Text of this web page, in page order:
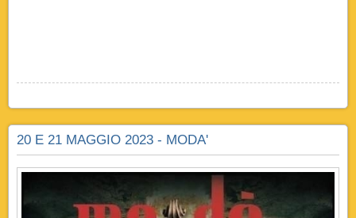
20 E 21 MAGGIO 2023 - MODA'